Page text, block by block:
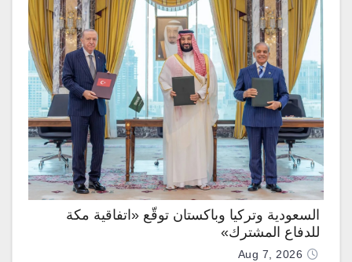
السعودية وتركيا وباكستان توقّع «اتفاقية مكة
للدفاع المشترك»
Aug 7, 2026